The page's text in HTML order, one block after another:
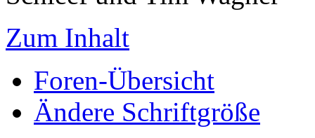
Zum Inhalt
Foren-Übersicht
Ändere Schriftgröße